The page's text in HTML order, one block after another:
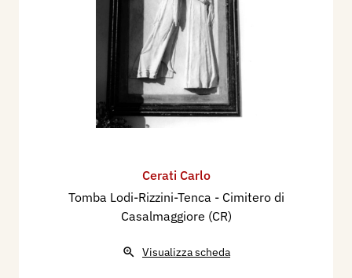
Cerati Carlo
Tomba Lodi-Rizzini-Tenca - Cimitero di
Casalmaggiore (CR)
Visualizza scheda